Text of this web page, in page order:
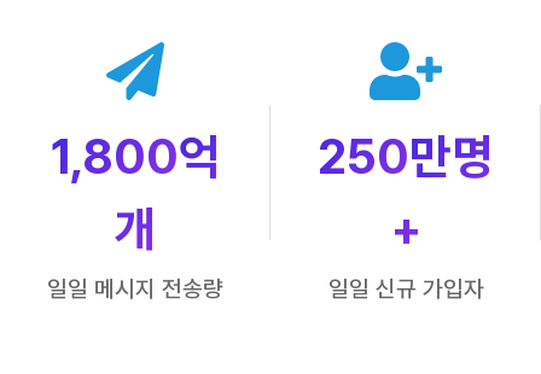
1,800억
개
일일 메시지 전송량
250만명
+
일일 신규 가입자